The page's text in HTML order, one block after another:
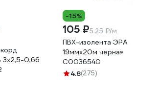
3х2,5-0,66
-15%
105 ₽5.25 ₽/м
ПВХ-изолента ЭРА
19ммх20м черная
C0036540
4.8(275)